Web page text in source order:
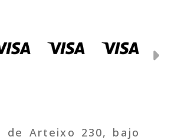
de Arteixo 230, bajo